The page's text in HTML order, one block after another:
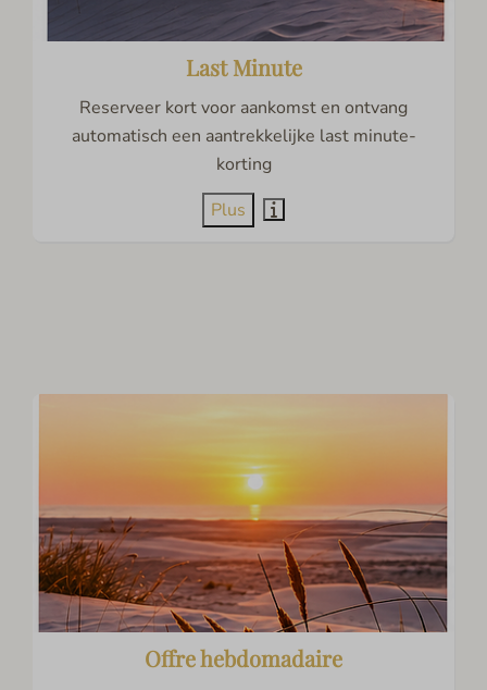
Last Minute
Reserveer kort voor aankomst en ontvang
automatisch een aantrekkelijke last minute-
korting
Plus
Offre hebdomadaire